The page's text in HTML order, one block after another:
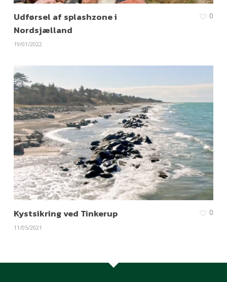
Udførsel af splashzone i
Nordsjælland
19/01/2022
0
Kystsikring ved Tinkerup
11/05/2021
0